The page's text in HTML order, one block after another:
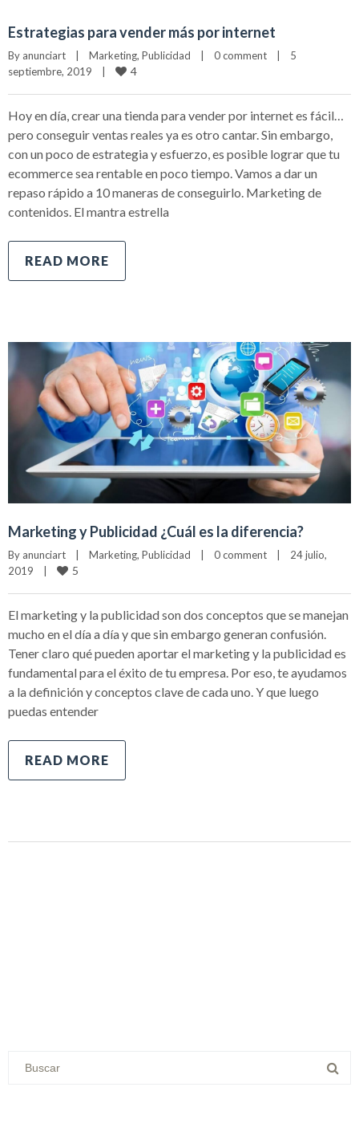
Estrategias para vender más por internet
By anunciart | Marketing, Publicidad | 0 comment |
5
septiembre, 2019 | 4
Hoy en día, crear una tienda para vender por internet es fácil…
pero conseguir ventas reales ya es otro cantar. Sin embargo,
con un poco de estrategia y esfuerzo, es posible lograr que tu
ecommerce sea rentable en poco tiempo. Vamos a dar un
repaso rápido a 10 maneras de conseguirlo. Marketing de
contenidos. El mantra estrella
READ MORE
Marketing y Publicidad ¿Cuál es la diferencia?
By anunciart Marketing, Publicidad 0 comment
24 julio,
2019
5
El marketing y la publicidad son dos conceptos que se manejan
mucho en el día a día y que sin embargo generan confusión.
Tener claro qué pueden aportar el marketing y la publicidad es
fundamental para el éxito de tu empresa. Por eso, te ayudamos
a la definición y conceptos clave de cada uno. Y que luego
puedas entender
READ MORE